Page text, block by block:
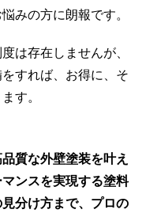
みの方に朗報です。
は存在しませんが、
すれば、お得に、そ
す。
質な外壁塗装を叶え
ンスを実現する塗料
分け方まで、プロの